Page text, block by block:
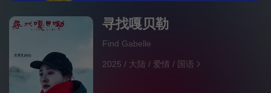
寻找嘎贝勒
Find Gabelle
2025 / 大陆 / 爱情/ 国语